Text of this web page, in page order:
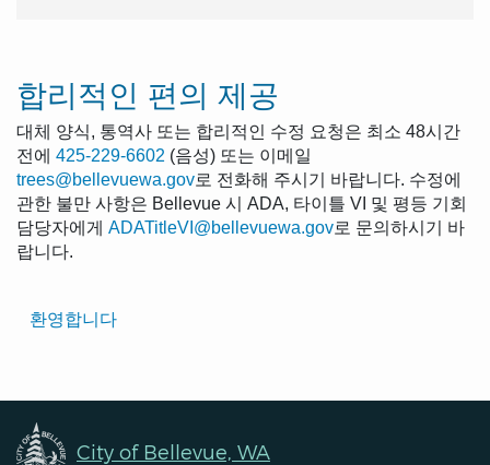
Translated
환영합니다
합리적인 편의 제공
대체 양식, 통역사 또는 합리적인 수정 요청은 최소 48시간
전에 425-229-6602 (음성) 또는 이메일
trees@bellevuewa.gov로 전화해 주시기 바랍니다. 수정에
관한 불만 사항은 Bellevue 시 ADA, 타이틀 VI 및 평등 기회
담당자에게 ADATitleVI@bellevuewa.gov로 문의하시기 바
랍니다.
City of Bellevue, WA